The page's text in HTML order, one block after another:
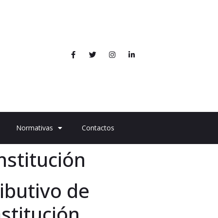
Normativas Contactos
de